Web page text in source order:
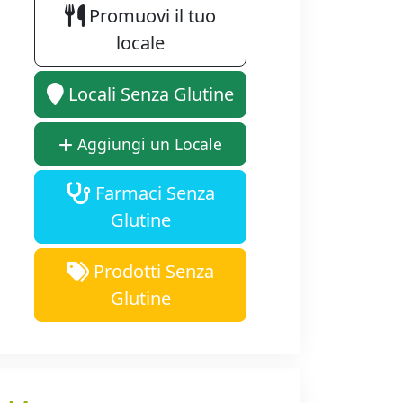
Promuovi il tuo
locale
Locali Senza Glutine
Aggiungi un Locale
Farmaci Senza
Glutine
Prodotti Senza
Glutine